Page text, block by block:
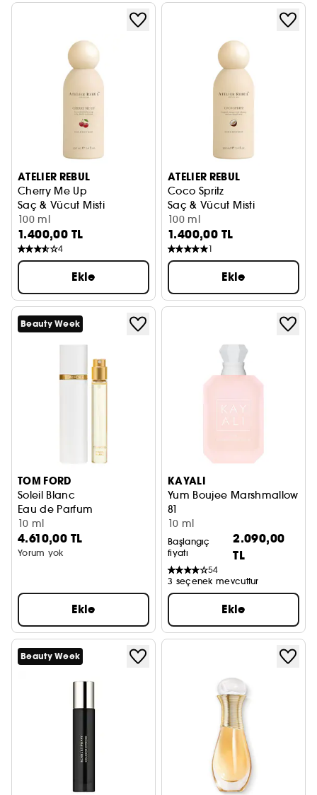
ATELIER REBUL
Cherry Me Up
Saç & Vücut Misti
100 ml
1.400,00 TL
4
Ekle
ATELIER REBUL
Coco Spritz
Saç & Vücut Misti
100 ml
1.400,00 TL
1
Ekle
Beauty Week
TOM FORD
Soleil Blanc
Eau de Parfum
10 ml
4.610,00 TL
Yorum yok
Ekle
KAYALI
Yum Boujee Marshmallow
81
Eau de Parfum Intense
10 ml
Başlangıç
fiyatı
2.090,00
TL
54
3 seçenek mevcuttur
Ekle
Beauty Week